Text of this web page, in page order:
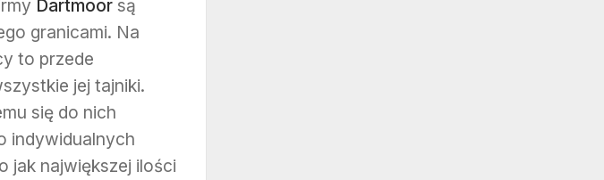
Dartmoor są
granicami. Na
to przede
jej tajniki.
się do nich
indywidualnych
jak największej ilości